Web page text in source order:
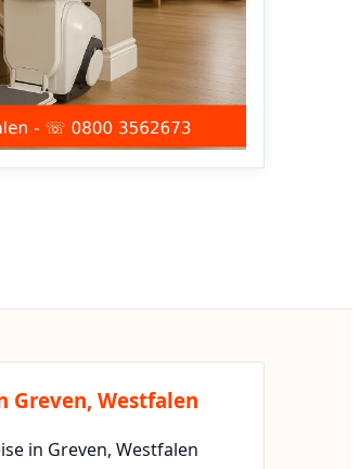
Greven, Westfalen
in Greven, Westfalen